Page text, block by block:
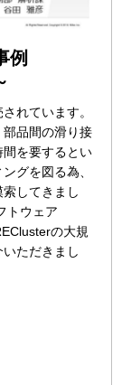
例
れています。
部品間の滑り接
を要するとい
グを図る為、
してきまし
トウェア
の大規
ただきまし